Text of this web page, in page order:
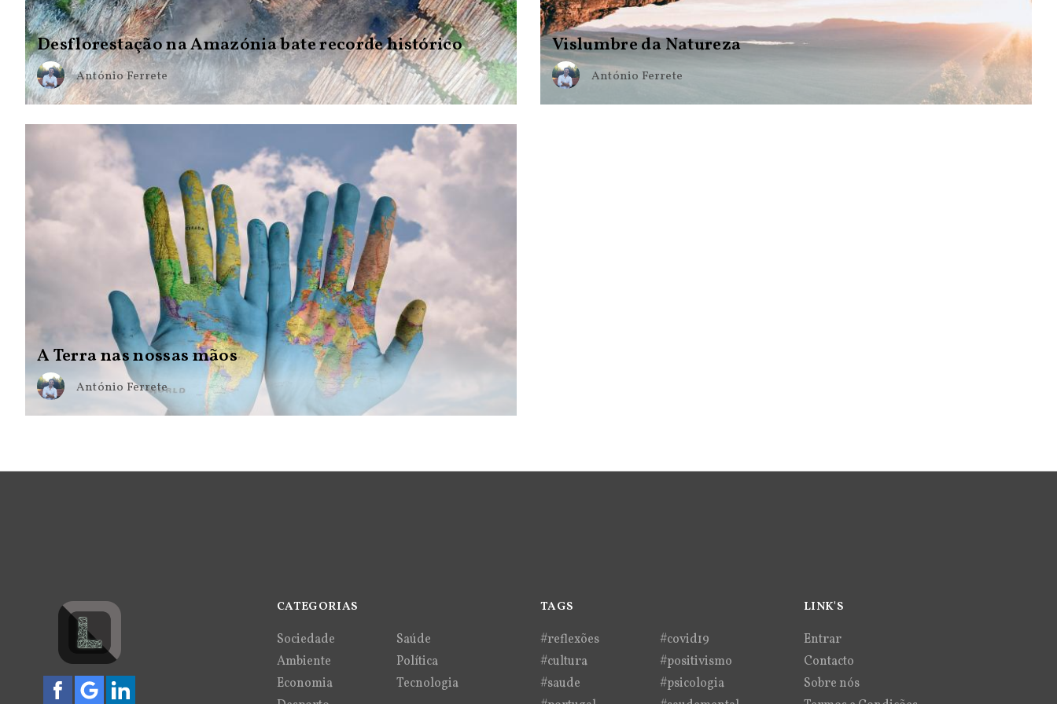
Desflorestação na Amazónia bate recorde histórico
António Ferrete
Vislumbre da Natureza
António Ferrete
A Terra nas nossas mãos
António Ferrete
CATEGORIAS
Sociedade
Saúde
Ambiente
Política
Economia
Tecnologia
TAGS
#reflexões
#covid19
#cultura
#positivismo
#saude
#psicologia
LINK'S
Entrar
Contacto
Sobre nós